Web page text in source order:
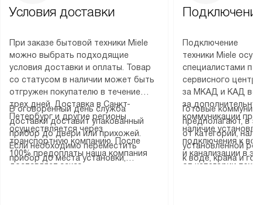
Условия доставки
При заказе бытовой техники Miele
можно выбрать подходящие
условия доставки и оплаты. Товар
со статусом в наличии может быть
отгружен покупателю в течение
трех дней. Доставка в Санкт-
Петербург и другие регионы
осуществляется через
транспортную компанию. После
100% предоплаты наша компания
доставляет заказ
В оговоренный день служба
доставки доставит упакованный
прибор до двери или прихожей.
Если необходимо переместить
прибор до места установки,
Подключение
техники Miele
специалистами
сервисного
за МКАД и КАД
за
коммуникации
наличие
подключения к
и канализации в
от категории
Готовые
предполагают, в
от категории,
установленной
к воде, крана и